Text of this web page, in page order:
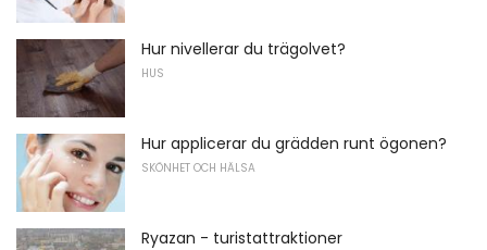
Hur nivellerar du trägolvet?
HUS
Hur applicerar du grädden runt ögonen?
SKÖNHET OCH HÄLSA
Ryazan - turistattraktioner